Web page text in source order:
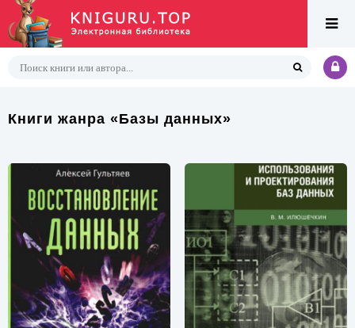
Книги жанра «Базы данных»